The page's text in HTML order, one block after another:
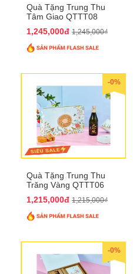
Quà Tặng Trung Thu
Tâm Giao QTTT08
1,245,000đ 1,245,000₫
-0%
Quà Tặng Trung Thu
Trăng Vàng QTTT06
1,215,000đ 1,215,000₫
-0%